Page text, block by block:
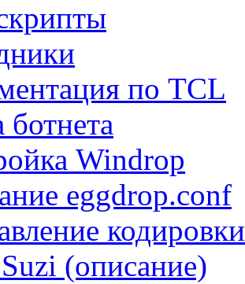
по TCL
ботнета
Windrop
eggdrop.conf
кодировки
(описание)